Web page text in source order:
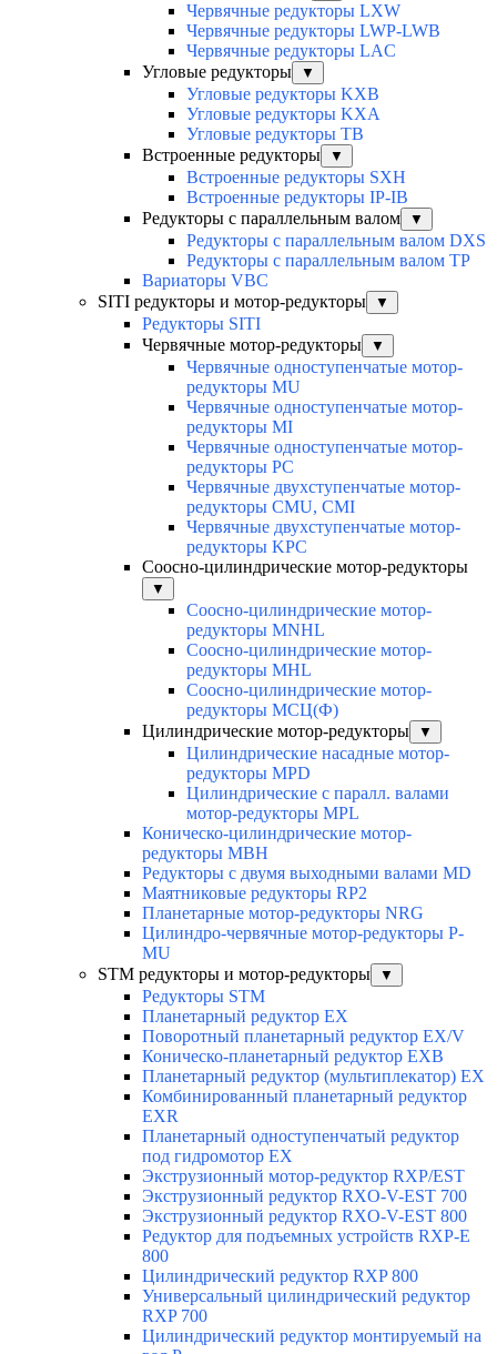
Червячные редукторы LXW
Червячные редукторы LWP-LWB
Червячные редукторы LAC
Угловые редукторы
▼
Угловые редукторы KXB
Угловые редукторы KXA
Угловые редукторы TB
Встроенные редукторы
▼
Встроенные редукторы SXH
Встроенные редукторы IP-IB
Редукторы с параллельным валом
▼
Редукторы с параллельным валом DXS
Редукторы с параллельным валом TP
Вариаторы VBC
SITI редукторы и мотор-редукторы
▼
Редукторы SITI
Червячные мотор-редукторы
▼
Червячные одноступенчатые мотор-
редукторы MU
Червячные одноступенчатые мотор-
редукторы MI
Червячные одноступенчатые мотор-
редукторы PC
Червячные двухступенчатые мотор-
редукторы CMU, CMI
Червячные двухступенчатые мотор-
редукторы KPC
Соосно-цилиндрические мотор-редукторы
▼
Соосно-цилиндрические мотор-
редукторы MNHL
Соосно-цилиндрические мотор-
редукторы MHL
Соосно-цилиндрические мотор-
редукторы МСЦ(Ф)
Цилиндрические мотор-редукторы
▼
Цилиндрические насадные мотор-
редукторы MPD
Цилиндрические с паралл. валами
мотор-редукторы MPL
Коническо-цилиндрические мотор-
редукторы MBH
Редукторы с двумя выходными валами MD
Маятниковые редукторы RP2
Планетарные мотор-редукторы NRG
Цилиндро-червячные мотор-редукторы P-
MU
STM редукторы и мотор-редукторы
▼
Редукторы STM
Планетарный редуктор ЕХ
Поворотный планетарный редуктор EX/V
Коническо-планетарный редуктор ЕХВ
Планетарный редуктор (мультиплекатор) ЕХ
Комбинированный планетарный редуктор
ЕХR
Планетарный одноступенчатый редуктор
под гидромотор ЕХ
Экструзионный мотор-редуктор RXP/EST
Экструзионный редуктор RXO-V-EST 700
Экструзионный редуктор RXO-V-EST 800
Редуктор для подъемных устройств RXP-E
800
Цилиндрический редуктор RXP 800
Универсальный цилиндрический редуктор
RXP 700
Цилиндрический редуктор монтируемый на